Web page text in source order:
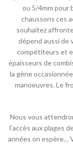
ou 5/4mm pour
chaussons ces
souhaitez
dépend aussi de
compétiteurs et
épaisseurs de
la gène
manoeuvres. Le
Nous vous
l’accès aux plages
années on espère…